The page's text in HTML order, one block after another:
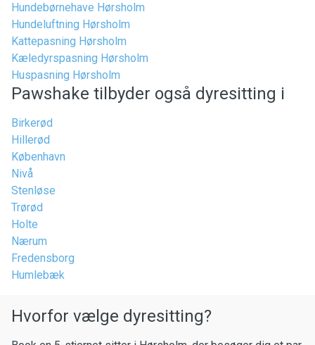
Hundebørnehave Hørsholm
Hundeluftning Hørsholm
Kattepasning Hørsholm
Kæledyrspasning Hørsholm
Huspasning Hørsholm
Pawshake tilbyder også dyresitting i
Birkerød
Hillerød
København
Nivå
Stenløse
Trørød
Holte
Nærum
Fredensborg
Humlebæk
Hvorfor vælge dyresitting?